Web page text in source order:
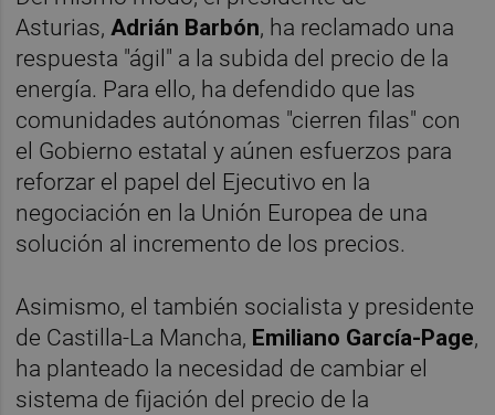
Asturias, Adrián Barbón, ha reclamado una
respuesta "ágil" a la subida del precio de la
energía. Para ello, ha defendido que las
comunidades autónomas "cierren filas" con
el Gobierno estatal y aúnen esfuerzos para
reforzar el papel del Ejecutivo en la
negociación en la Unión Europea de una
solución al incremento de los precios.
Asimismo, el también socialista y presidente
de Castilla-La Mancha, Emiliano García-Page,
ha planteado la necesidad de cambiar el
sistema de fijación del precio de la